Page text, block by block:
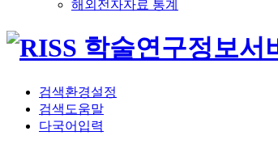
해외전자자료 통계
검색환경설정
검색도움말
다국어입력